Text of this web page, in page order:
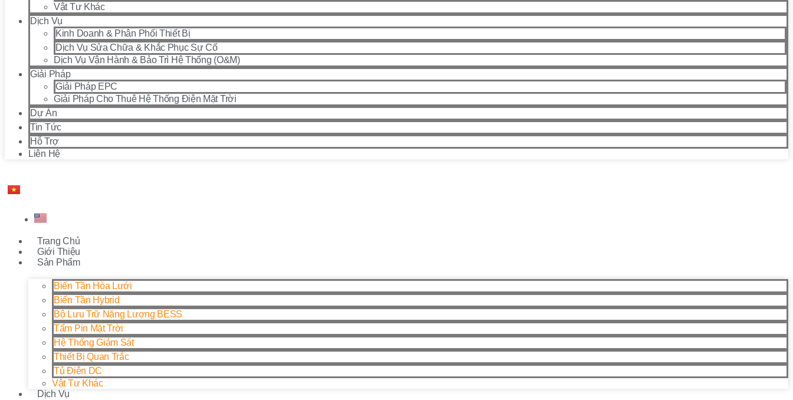
Vật Tư Khác
Dịch Vụ
Kinh Doanh & Phân Phối Thiết Bị
Dịch Vụ Sửa Chữa & Khắc Phục Sự Cố
Dịch Vụ Vận Hành & Bảo Trì Hệ Thống (O&M)
Giải Pháp
Giải Pháp EPC
Giải Pháp Cho Thuê Hệ Thống Điện Mặt Trời
Dự Án
Tin Tức
Hỗ Trợ
Liên Hệ
Trang Chủ
Giới Thiệu
Sản Phẩm
Biến Tần Hòa Lưới
Biến Tần Hybrid
Bộ Lưu Trữ Năng Lượng BESS
Tấm Pin Mặt Trời
Hệ Thống Giám Sát
Thiết Bị Quan Trắc
Tủ Điện DC
Vật Tư Khác
Dịch Vụ